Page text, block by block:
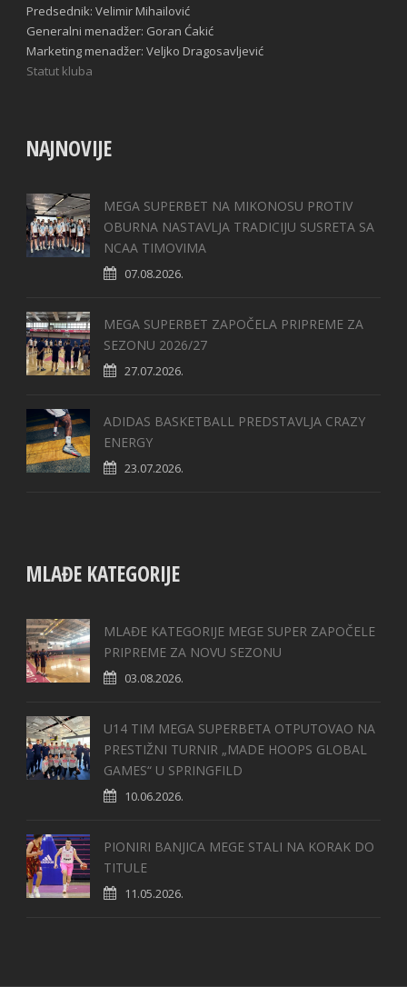
Predsednik: Velimir Mihailović
Generalni menadžer: Goran Ćakić
Marketing menadžer: Veljko Dragosavljević
Statut kluba
NAJNOVIJE
MEGA SUPERBET NA MIKONOSU PROTIV
OBURNA NASTAVLJA TRADICIJU SUSRETA SA
NCAA TIMOVIMA
07.08.2026.
MEGA SUPERBET ZAPOČELA PRIPREME ZA
SEZONU 2026/27
27.07.2026.
ADIDAS BASKETBALL PREDSTAVLJA CRAZY
ENERGY
23.07.2026.
MLAĐE KATEGORIJE
MLAĐE KATEGORIJE MEGE SUPER ZAPOČELE
PRIPREME ZA NOVU SEZONU
03.08.2026.
U14 TIM MEGA SUPERBETA OTPUTOVAO NA
PRESTIŽNI TURNIR „MADE HOOPS GLOBAL
GAMES“ U SPRINGFILD
10.06.2026.
PIONIRI BANJICA MEGE STALI NA KORAK DO
TITULE
11.05.2026.